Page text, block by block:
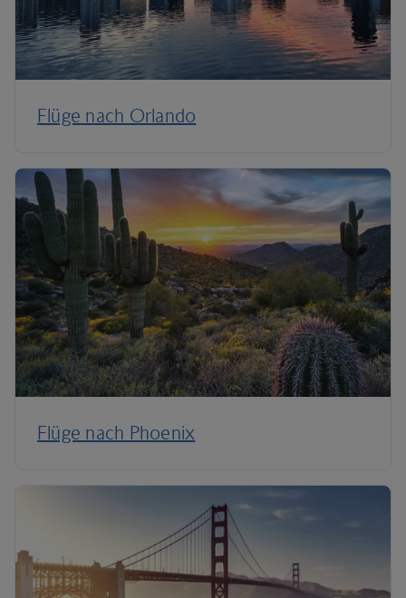
Flüge nach Orlando
Flüge nach Phoenix